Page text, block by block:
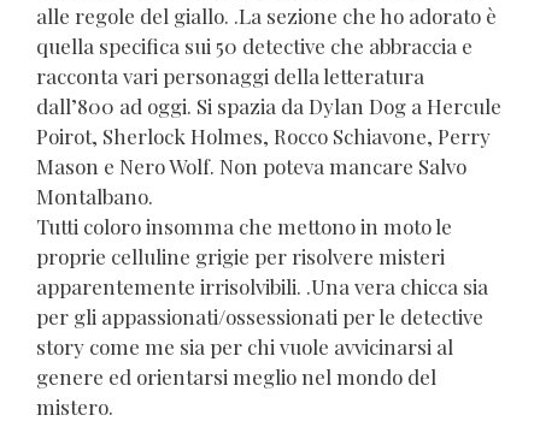
alle regole del giallo. .La sezione che ho adorato è
quella specifica sui 50 detective che abbraccia e
racconta vari personaggi della letteratura
dall’800 ad oggi. Si spazia da Dylan Dog a Hercule
Poirot, Sherlock Holmes, Rocco Schiavone, Perry
Mason e Nero Wolf. Non poteva mancare Salvo
Montalbano.
Tutti coloro insomma che mettono in moto le
proprie celluline grigie per risolvere misteri
apparentemente irrisolvibili. .Una vera chicca sia
per gli appassionati/ossessionati per le detective
story come me sia per chi vuole avvicinarsi al
genere ed orientarsi meglio nel mondo del
mistero.